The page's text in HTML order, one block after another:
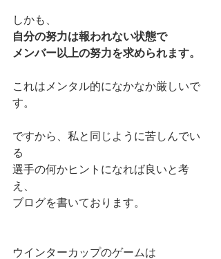
しかも、
自分の努力は報われない状態で
メンバー以上の努力を求められます。
これはメンタル的になかなか厳しいで
す。
ですから、私と同じように苦しんでい
る
選手の何かヒントになれば良いと考
え、
ブログを書いております。
ウインターカップのゲームは